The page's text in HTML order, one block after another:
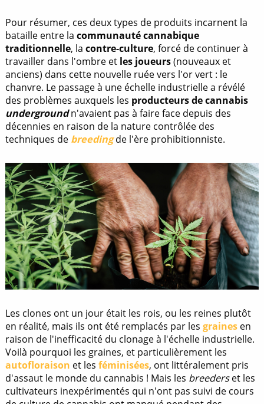
Pour résumer, ces deux types de produits incarnent la
bataille entre la communauté cannabique
traditionnelle, la contre-culture, forcé de continuer à
travailler dans l'ombre et les joueurs(nouveaux et
anciens) dans cette nouvelle ruée vers l'or vert : le
chanvre. Le passage à une échelle industrielle a révélé
des problèmes auxquels les producteurs de cannabis
undergroundn'avaient pas à faire face depuis des
décennies en raison de la nature contrôlée des
techniques de breedingde l'ère prohibitionniste.
Les clones ont un jour était les rois, ou les reines plutôt
en réalité, mais ils ont été remplacés par les grainesen
raison de l'inefficacité du clonage à l'échelle industrielle.
Voilà pourquoi les graines, et particulièrement les
autofloraison et les féminisées, ont littéralement pris
d'assaut le monde du cannabis ! Mais les breederset les
cultivateurs inexpérimentés qui n'ont pas suivi de cours